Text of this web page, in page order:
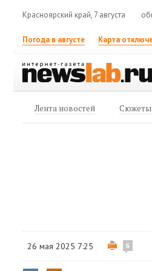
Красноярский край, 7 августа
Погода в августе Карта
Лента новостей Сюжеты
26 мая 2025 7:25 6